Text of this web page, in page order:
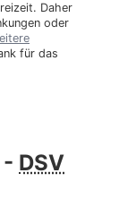
Daher
oder
für das
- DSV